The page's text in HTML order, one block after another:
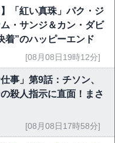
】「紅い真珠」パク・ジ
・サンジ＆カン・ダビ
着”のハッピーエンド
[08月08日19時12分]
事」第9話：チソン、
殺人指示に直面！まさ
[08月08日17時58分]